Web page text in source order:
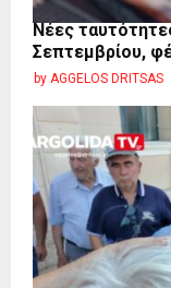
Νέες
Σεπτεμβρίου,
by AGGELOS DRITSAS